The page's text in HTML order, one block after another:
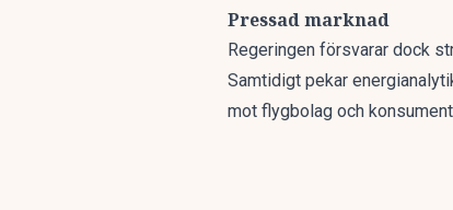
Pressad marknad
Regeringen försvarar dock
Samtidigt pekar
mot flygbolag och